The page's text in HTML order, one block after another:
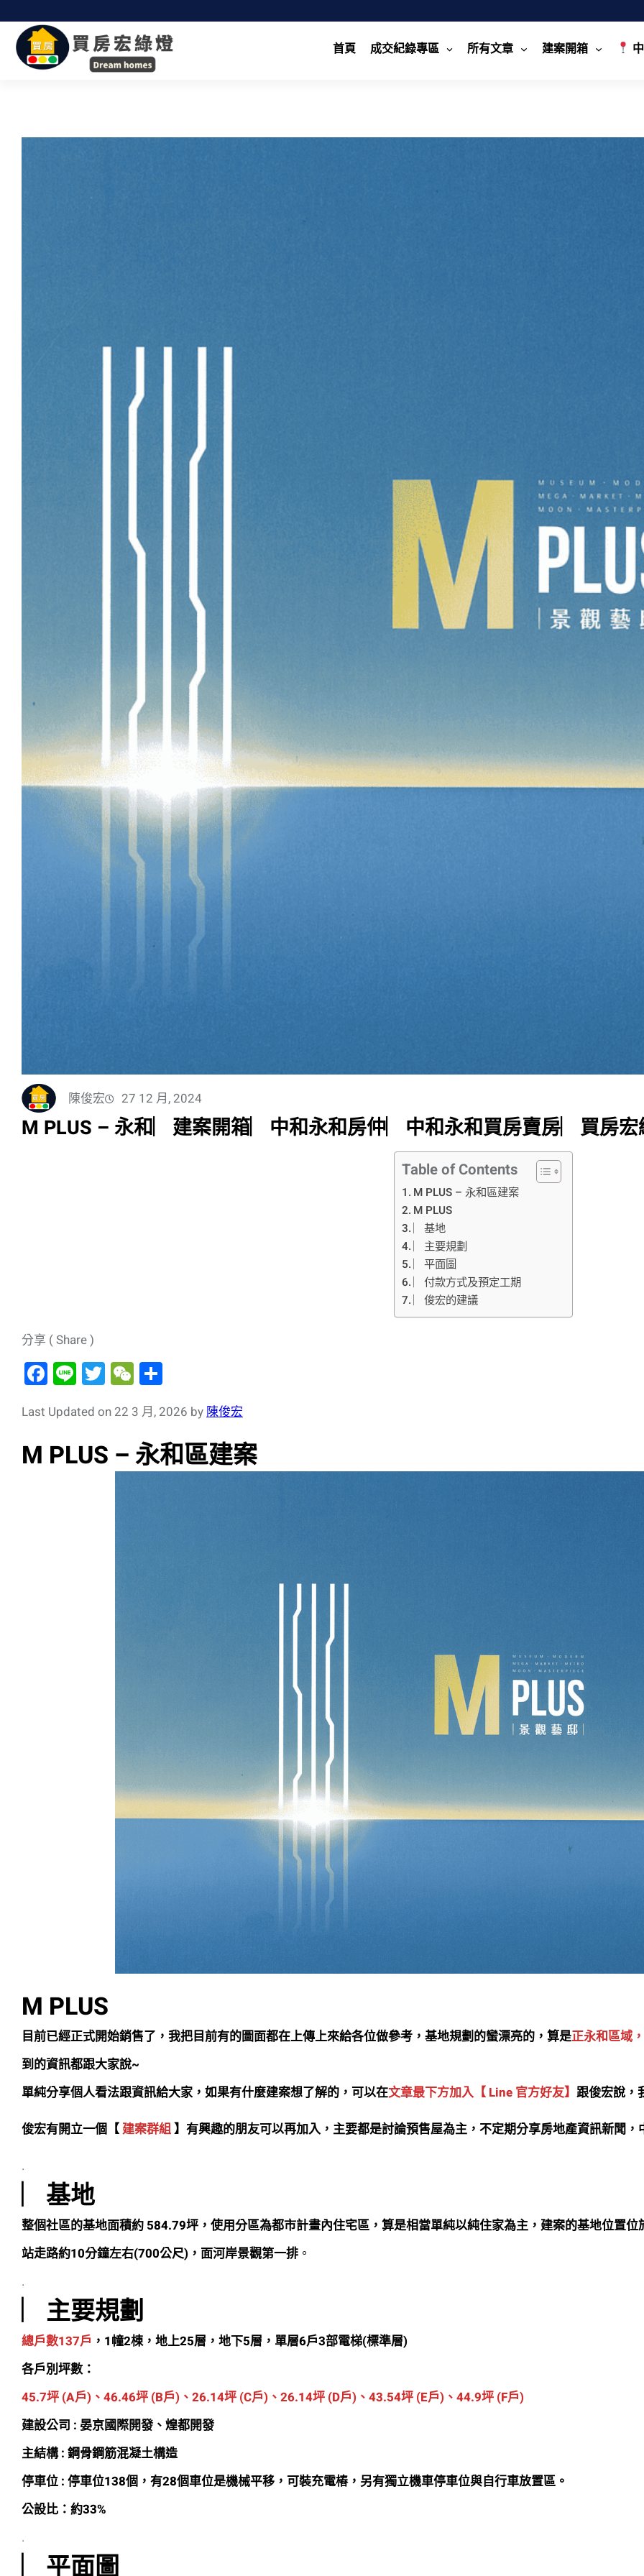
首頁 成交紀錄專區 所有文章 建案開箱
陳俊宏 27 12 月, 2024
M PLUS – 永和︳建案開箱︳中和永和房仲︳中和永和買房賣房︳買房
Table of Contents
M PLUS – 永和區建案
M PLUS
︳基地
︳主要規劃
︳平面圖
︳付款方式及預定工期
︳俊宏的建議
分享 ( Share )
F
a
c
e
b
Li
n
e
T
wi
tt
er
W
e
C
h
at
Last Updated on 22 3 月, 2026 by陳俊宏
M PLUS – 永和區建案
M PLUS
目前已經正式開始銷售了，我把目前有的圖面都在上傳上來給各位做參考，基地規劃的蠻漂亮的，算是正永和區域
到的資訊都跟大家說~
單純分享個人看法跟資訊給大家，如果有什麼建案想了解的，可以在文章最下方加入【 Line 官方好友】 跟俊宏說，
俊宏有開立一個【建案群組】有興趣的朋友可以再加入，主要都是討論預售屋為主，不定期分享房地產資訊新聞
.
︳基地
整個社區的基地面積約 584.79坪，使用分區為都市計畫內住宅區，算是相當單純以純住家為主，建案的基地位置位
站走路約10分鐘左右(700公尺)，面河岸景觀第一排 。
.
︳主要規劃
總戶數137戶 ，1幢2棟，地上25層，地下5層，單層6戶3部電梯(標準層)
各戶別坪數：
45.7坪 (A戶)、46.46坪 (B戶)、26.14坪 (C戶)、26.14坪 (D戶)、43.54坪 (E戶)、44.9坪 (F戶)
建設公司 : 晏京國際開發、煌都開發
主結構 : 鋼骨鋼筋混凝土構造
停車位 : 停車位138個，有28個車位是機械平移，可裝充電樁，另有獨立機車停車位與自行車放置區。
公設比：約33%
.
︳平面圖